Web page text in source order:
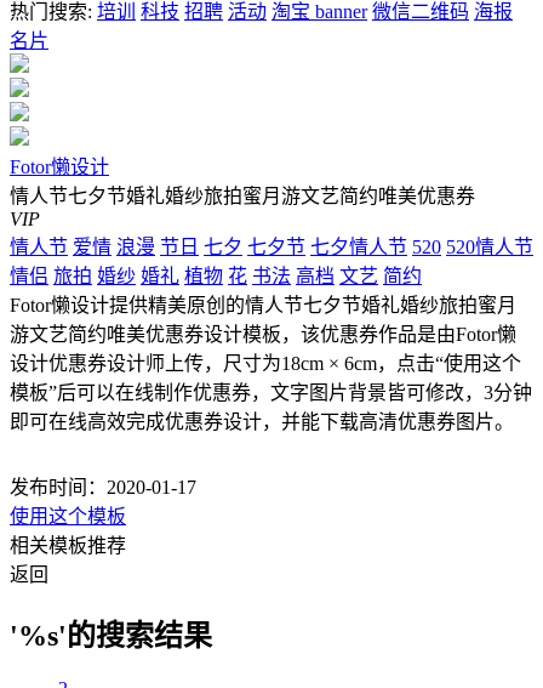
热门搜索: 培训 科技 招聘 活动 淘宝 banner 微信二维码 海报
名片
Fotor懒设计
情人节七夕节婚礼婚纱旅拍蜜月游文艺简约唯美优惠券
VIP
情人节 爱情 浪漫 节日 七夕 七夕节 七夕情人节 520 520情人节
情侣 旅拍 婚纱 婚礼 植物 花 书法 高档 文艺 简约
Fotor懒设计提供精美原创的情人节七夕节婚礼婚纱旅拍蜜月
游文艺简约唯美优惠券设计模板，该优惠券作品是由Fotor懒
设计优惠券设计师上传，尺寸为18cm × 6cm，点击“使用这个
模板”后可以在线制作优惠券，文字图片背景皆可修改，3分钟
即可在线高效完成优惠券设计，并能下载高清优惠券图片。
发布时间：2020-01-17
使用这个模板
相关模板推荐
返回
'%s'的搜索结果